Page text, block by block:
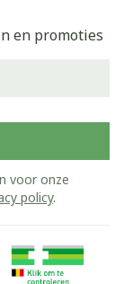
en promoties
voor onze
policy.